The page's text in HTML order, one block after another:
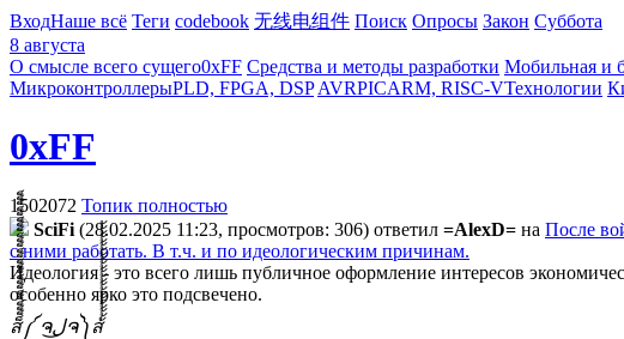
ВходНаше всё Теги codebook 无线电组件 Поиск Опросы Закон Суббота
8 августа
О смысле всего сущего0xFF Средства и методы разработки Мобильная и
МикроконтроллерыPLD, FPGA, DSP AVRPICARM, RISC-VТехнологии
0xFF
1502072 Топик полностью
SciFi (28.02.2025 11:23, просмотров: 306) ответил =AlexD= на После
с ними работать. В т.ч. и по идеологическим причинам.
Идеология - это всего лишь публичное оформление интересов
особенно ярко это подсвечено.
ส็็็็็็็็็็็็็็็็็็็็็็็็็༼ ຈل͜ຈ༽ส้้้้้้้้้้้้้้้้้้้้้้้